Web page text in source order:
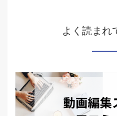
よく読まれ